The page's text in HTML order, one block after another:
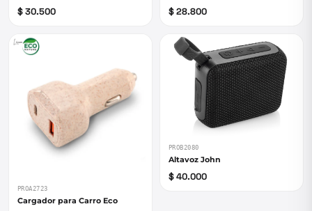
$ 30.500 $ 28.800
PROA2723
Cargador para Carro Eco
PROB2080
Altavoz John
$ 40.000